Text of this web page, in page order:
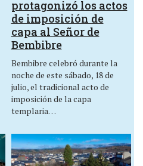
protagonizó los actos
de imposición de
capa al Señor de
Bembibre
Bembibre celebró durante la
noche de este sábado, 18 de
julio, el tradicional acto de
imposición de la capa
templaria…